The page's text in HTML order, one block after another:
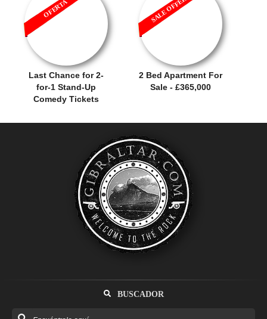
Last Chance for 2-
for-1 Stand-Up
Comedy Tickets
OFERTA
2 Bed Apartment For
Sale - £365,000
SALE OFFER!
BUSCADOR